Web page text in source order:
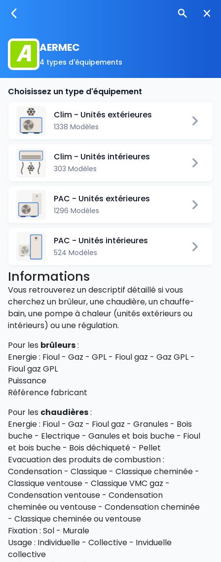
AERMEC
4 types d'équipements
Choisissez un type d'équipement
Clim - Unités extérieures
1338 Modèles
Clim - Unités intérieures
303 Modèles
PAC - Unités extérieures
1296 Modèles
PAC - Unités intérieures
524 Modèles
Informations
Vous retrouverez un descriptif détaillé si vous
cherchez un brûleur, une chaudière, un chauffe-
bain, une pompe à chaleur (unités extérieurs ou
intérieurs) ou une régulation.
Pour les brûleurs:
Energie : Fioul - Gaz - GPL - Fioul gaz - Gaz GPL -
Fioul gaz GPL
Puissance
Référence fabricant
Pour les chaudières:
Energie : Fioul - Gaz - Fioul gaz - Granules - Bois
buche - Electrique - Ganules et bois buche - Fioul
et bois buche - Bois déchiqueté - Pellet
Evacuation des produits de combustion :
Condensation - Classique - Classique cheminée -
Classique ventouse - Classique VMC gaz -
Condensation ventouse - Condensation
cheminée ou ventouse - Condensation cheminée
- Classique cheminée ou ventouse
Fixation : Sol - Murale
Usage : Individuelle - Collective - Inviduelle
collective